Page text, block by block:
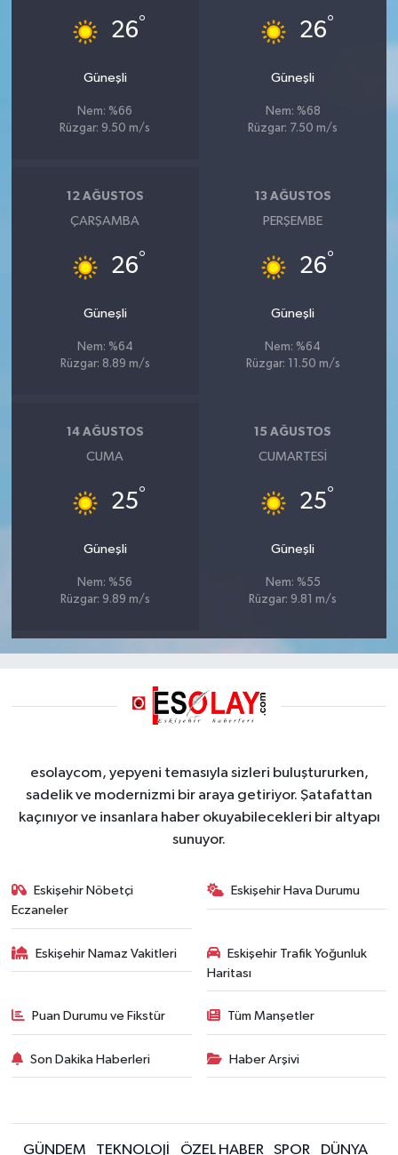
26°
Güneşli
Nem: %66
Rüzgar: 9.50 m/s
26°
Güneşli
Nem: %68
Rüzgar: 7.50 m/s
12 AĞUSTOS
ÇARŞAMBA
26°
Güneşli
Nem: %64
Rüzgar: 8.89 m/s
13 AĞUSTOS
PERŞEMBE
26°
Güneşli
Nem: %64
Rüzgar: 11.50 m/s
14 AĞUSTOS
CUMA
25°
Güneşli
Nem: %56
Rüzgar: 9.89 m/s
15 AĞUSTOS
CUMARTESI
25°
Güneşli
Nem: %55
Rüzgar: 9.81 m/s
esolaycom, yepyeni temasıyla sizleri buluştururken,
sadelik ve modernizmi bir araya getiriyor. Şatafattan
kaçınıyor ve insanlara haber okuyabilecekleri bir altyapı
sunuyor.
Eskişehir Nöbetçi
Eczaneler
Eskişehir Hava Durumu
Eskişehir Namaz Vakitleri
Eskişehir Trafik Yoğunluk
Haritası
Puan Durumu ve Fikstür Tüm Manşetler
Son Dakika Haberleri Haber Arşivi
GÜNDEM TEKNOLOJİ ÖZEL HABER SPOR DÜNYA